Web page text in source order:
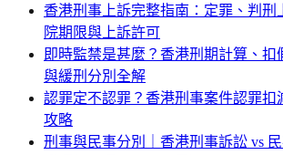
香港刑事上訴完整指南：定罪、判刑
院期限與上訴許可
即時監禁是甚麼？香港刑期計算、扣
與緩刑分別全解
認罪定不認罪？香港刑事案件認罪扣
攻略
刑事與民事分別｜香港刑事訴訟 vs